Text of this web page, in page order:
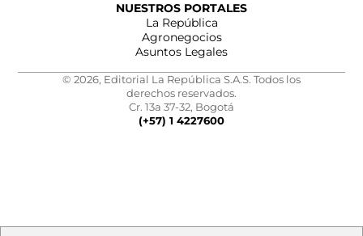
NUESTROS PORTALES
La República
Agronegocios
Asuntos Legales
© 2026, Editorial La República S.A.S. Todos los
derechos reservados.
Cr. 13a 37-32, Bogotá
(+57) 1 4227600